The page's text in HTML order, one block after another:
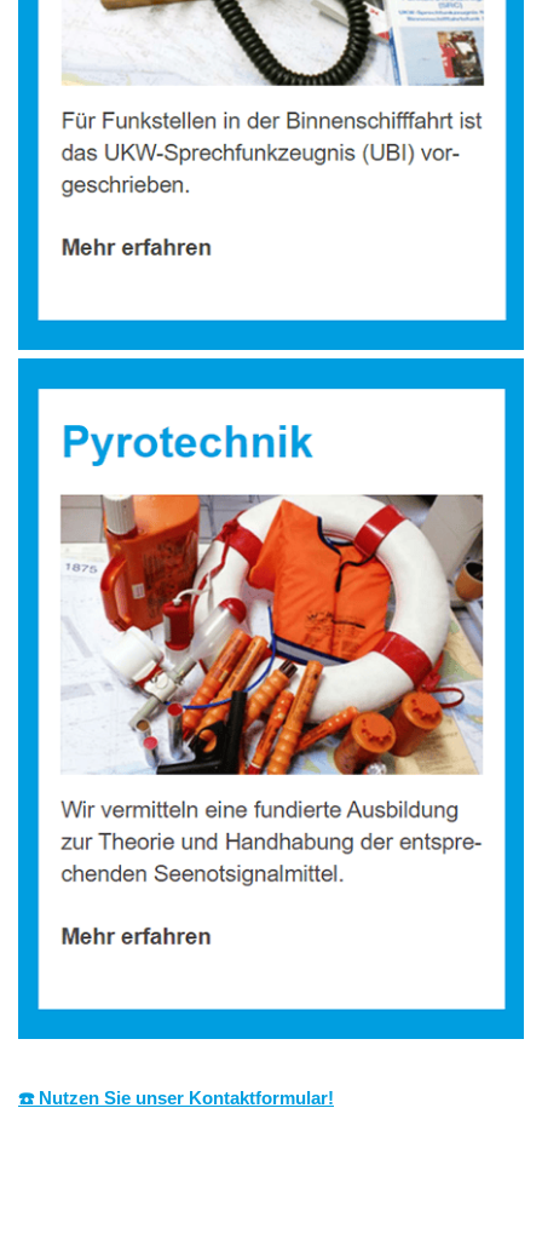
☎️ Nutzen Sie unser Kontaktformular!